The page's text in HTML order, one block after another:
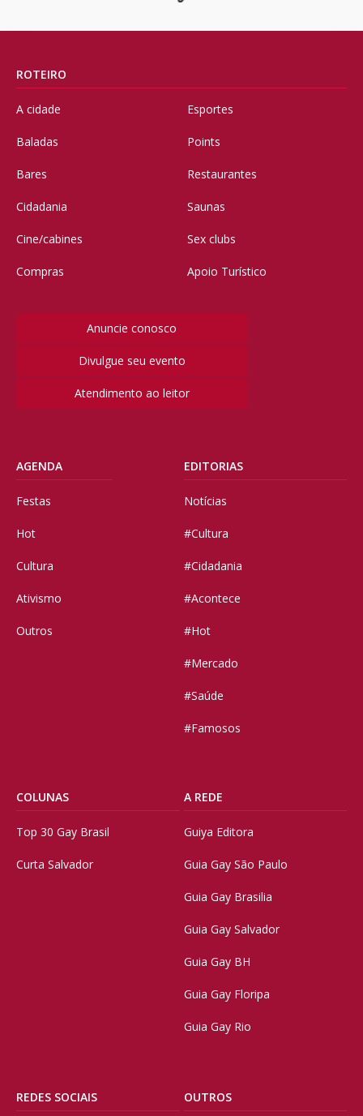
ROTEIRO
A cidade
Baladas
Bares
Cidadania
Cine/cabines
Compras
Esportes
Points
Restaurantes
Saunas
Sex clubs
Apoio Turístico
Anuncie conosco
Divulgue seu evento
Atendimento ao leitor
AGENDA
Festas
Hot
Cultura
Ativismo
Outros
EDITORIAS
Notícias
#Cultura
#Cidadania
#Acontece
#Hot
#Mercado
#Saúde
#Famosos
COLUNAS
Top 30 Gay Brasil
Curta Salvador
A REDE
Guiya Editora
Guia Gay São Paulo
Guia Gay Brasilia
Guia Gay Salvador
Guia Gay BH
Guia Gay Floripa
Guia Gay Rio
REDES SOCIAIS OUTROS